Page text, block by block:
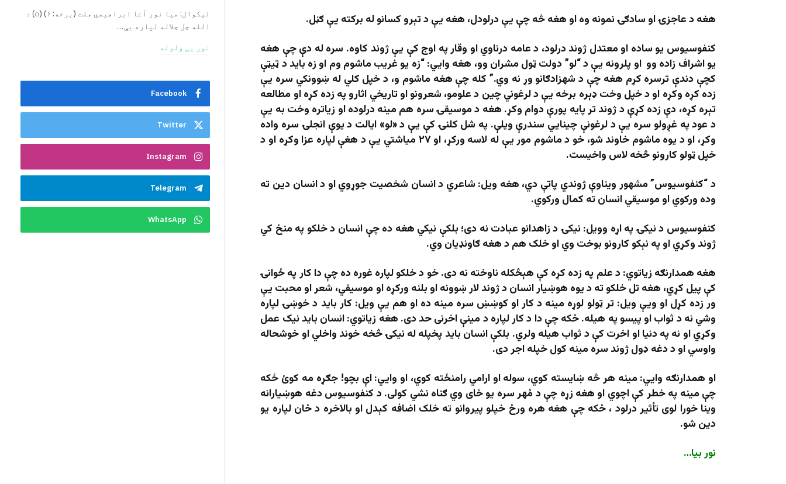
هغه د عاجزۍ او سادګۍ نمونه وه او هغه څه چې یې درلودل، هغه یې د تېرو کسانو له برکته یې ګڼل.
کنفوسیوس یو ساده او معتدل ژوند درلود، د عامه درناوي او وقار په اوج کې یې ژوند کاوه. سره له دې چې هغه
یو اشراف زاده وو او پلرونه یې د “لو” دولت ټول مشران وو، هغه وايي: “زه یو غریب ماشوم وم او زه باید د ټیټې
کچې دندې ترسره کړم هغه چې د شهزادګانو وړ نه وي.” کله چې هغه ماشوم و، د خپل کلي له ښوونکي سره يې
زده کړه وکړه او د خپل وخت ډېره برخه يې د لرغوني چين د علومو، شعرونو او تاريخي اثارو په زده کړه او مطالعه
تېره کړه، دې زده کړې د ژوند تر پايه پورې دوام وکړ. هغه د موسيقۍ سره هم مينه درلوده او زياتره وخت به يې
د عود په غږولو سره یې د لرغونې چينايي سندرې ویلې. په شل کلنۍ کې یې د «لو» ایالت د یوې انجلۍ سره واده
وکړ، او د یوه ماشوم خاوند شو، خو د ماشوم مور یې له لاسه ورکړ، او ۲۷ میاشتي یې د هغې لپاره عزا وکړه او د
خپل ټولو کارونو څخه لاس واخیست.
د “کنفوسیوس” مشهور ویناوې ژوندي پاتې دي، هغه ویل: شاعري د انسان شخصیت جوړوي او د انسان دین ته
وده ورکوي او موسیقي انسان ته کمال ورکوي.
کنفوسیوس د نیکۍ په اړه وویل: نیکۍ د زاهدانو عبادت نه دی؛ بلکې نيکي هغه ده چې انسان د خلکو په منځ کي
ژوند وکړي او په نېکو کارونو بوخت وي او خلک هم د هغه ګاونډیان وي.
هغه همدارنګه زیاتوي: د علم په زده کړه کې هېڅکله ناوخته نه دی. خو د خلکو لپاره غوره ده چې دا کار په ځوانۍ
کې پیل کړي، هغه تل خلکو ته د یوه هوښیار انسان د ژوند لار ښوونه او بلنه ورکړه او موسیقي، شعر او محبت یې
ور زده کړل او ویې ویل: تر ​​ټولو لوړه مینه د کار او کوښښ سره مینه ده او هم یې ویل: کار باید د خوښۍ لپاره
وشي نه د ثواب او پیسو په هیله. ځکه چې دا د کار لپاره د مینې اخرنی حد دی. هغه زیاتوي: انسان باید نیک عمل
وکړي او نه په دنیا او اخرت کې د ثواب هیله ولري. بلکې انسان بايد پخپله له نيکۍ څخه خوند واخلي او خوشحاله
واوسي او د دغه ډول ژوند سره مينه کول خپله اجر دى.
او همدارنګه وایي: مينه هر څه ښايسته کوي، سوله او ارامي رامنځته کوي، او وایي: اې بچو! جګړه مه کوئ ځکه
چې مینه په خطر کې اچوي او هغه زړه چې د مُهر سره یو ځای وي ګناه نشي کولی. د کنفوسیوس دغه هوښیارانه
وینا خورا لوی تأثیر درلود ، ځکه چې هغه هره ورځ خپلو پیروانو ته خلک اضافه کېدل او بالاخره د ځان لپاره یو
دین شو.
نور بیا…
ليکوال: میا نور آغا ابراهيمي ملت (برخه: ۶) (۵) د
الله جل جلاله لپاره یې…
نور یی ولوله
Facebook
Twitter
Instagram
Telegram
WhatsApp